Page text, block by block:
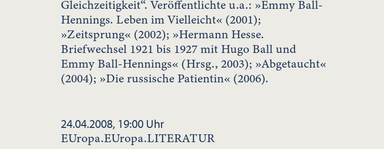
Gleichzeitigkeit“. Veröffentlichte u.a.: »Emmy Ball-
Hennings. Leben im Vielleicht« (2001);
»Zeitsprung« (2002); »Hermann Hesse.
Briefwechsel 1921 bis 1927 mit Hugo Ball und
Emmy Ball-Hennings« (Hrsg., 2003); »Abgetaucht«
(2004); »Die russische Patientin« (2006).
24.04.2008, 19:00 Uhr
EUropa.EUropa.LITERATUR